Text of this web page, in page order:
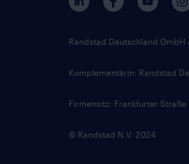
Randstad Deutschland
Komplementärin: Randstad
Firmensitz: Frankfurter Straße
© Randstad N.V. 2024